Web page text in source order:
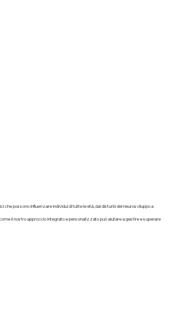
possono influenzare individui di tutte le età, dai disturbi del neurosviluppo a
il nostro approccio integrato e personalizzato può aiutare a gestire e superare